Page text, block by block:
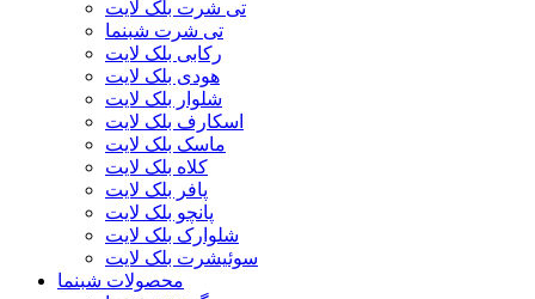
تی شرت بلک لایت
تی شرت شبنما
رکابی بلک لایت
هودی بلک لایت
شلوار بلک لایت
اسکارف بلک لایت
ماسک بلک لایت
کلاه بلک لایت
پافر بلک لایت
پانچو بلک لایت
شلوارک بلک لایت
سوئیشرت بلک لایت
محصولات شبنما